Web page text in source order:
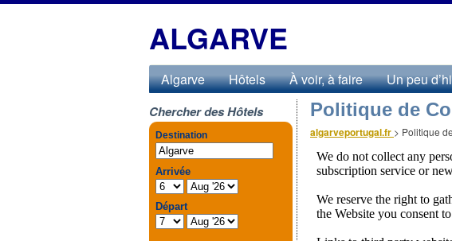
ALGARVE
Algarve Hôtels À voir, à faire Un peu
Chercher des Hôtels Politique de
algarveportugal.fr > Politique